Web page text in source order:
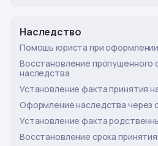
Наследство
Помощь юриста при
Восстановление пропущенного
наследства
Установление факта принятия
Оформление наследства через
Установление факта
Восстановление срока